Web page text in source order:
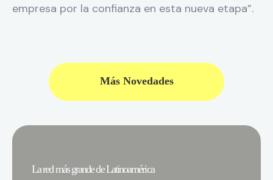
empresa por la confianza en esta nueva etapa”.
Más Novedades
La red más grande de Latinoamérica